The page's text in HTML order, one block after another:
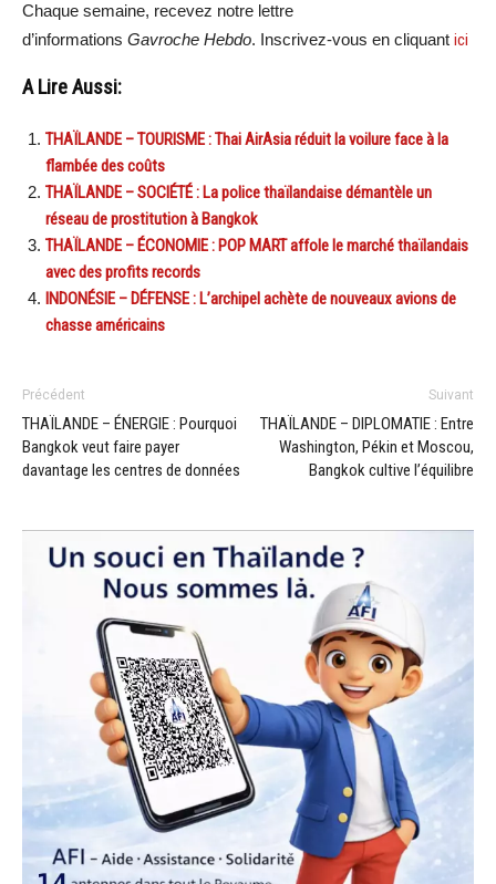
Chaque semaine, recevez notre lettre
d’informations Gavroche Hebdo. Inscrivez-vous en cliquant ici
A Lire Aussi:
THAÏLANDE – TOURISME : Thai AirAsia réduit la voilure face à la
flambée des coûts
THAÏLANDE – SOCIÉTÉ : La police thaïlandaise démantèle un
réseau de prostitution à Bangkok
THAÏLANDE – ÉCONOMIE : POP MART affole le marché thaïlandais
avec des profits records
INDONÉSIE – DÉFENSE : L’archipel achète de nouveaux avions de
chasse américains
Précédent
THAÏLANDE – ÉNERGIE : Pourquoi
Bangkok veut faire payer
davantage les centres de données
Suivant
THAÏLANDE – DIPLOMATIE : Entre
Washington, Pékin et Moscou,
Bangkok cultive l’équilibre